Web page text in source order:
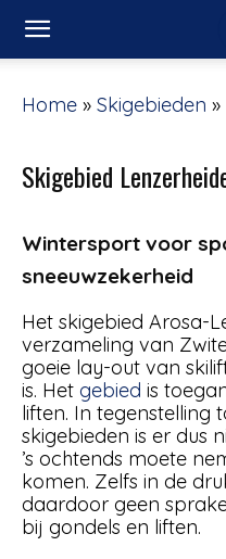
Home » Skigebieden »
Skigebied
Wintersport voor
sneeuwzekerheid
Het skigebied Arosa-
verzameling van
goeie lay-out van
is. Het gebied is
liften. In tegenstelling
skigebieden is er dus
’s ochtends moete
komen. Zelfs in de
daardoor geen
bij gondels en liften.